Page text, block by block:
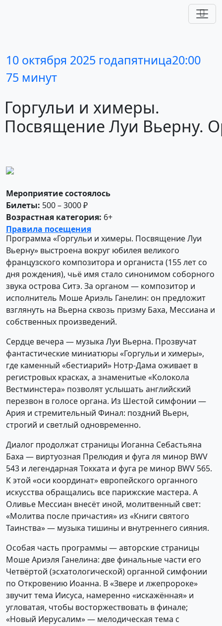
10 октября 2025 годапятница20:00
75 минут
Горгульи и химеры.
Посвящение Луи Вьерну.
Мероприятие состоялось
Билеты: 500 – 3000 ₽
Возрастная категория: 6+
Правила посещения
Программа «Горгульи и химеры. Посвящение Луи
Вьерну» выстроена вокруг юбилея великого
французского композитора и органиста (155 лет со
дня рождения), чьё имя стало синонимом соборного
звука острова Ситэ. За органом — композитор и
исполнитель Моше Ариэль Ганелин: он предложит
взглянуть на Вьерна сквозь призму Баха, Мессиана и
собственных произведений.
Сердце вечера — музыка Луи Вьерна. Прозвучат
фантастические миниатюры «Горгульи и химеры»,
где каменный «бестиарий» Нотр-Дама оживает в
регистровых красках, а знаменитые «Колокола
Вестминстера» позволят услышать английский
перезвон в голосе органа. Из Шестой симфонии —
Ария и стремительный Финал: поздний Вьерн,
строгий и светлый одновременно.
Диалог продолжат страницы Иоганна Себастьяна
Баха — виртуозная Прелюдия и фуга ля минор BWV
543 и легендарная Токката и фуга ре минор BWV 565.
К этой «оси координат» европейского органного
искусства обращались все парижские мастера. А
Оливье Мессиан внесёт иной, молитвенный свет:
«Молитва после причастия» из «Книги святого
Таинства» — музыка тишины и внутреннего сияния.
Особая часть программы — авторские страницы
Моше Ариэля Ганелина: две финальные части его
Четвёртой (эсхатологической) органной симфонии
по Откровению Иоанна. В «Звере и лжепророке»
звучит тема Иисуса, намеренно «искажённая» и
угловатая, чтобы восторжествовать в финале;
«Новый Иерусалим» — мелодическая тема с